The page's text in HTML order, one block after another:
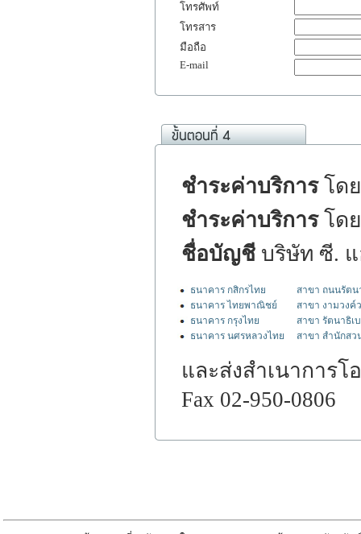
โทรศัพท์
โทรสาร
มือถือ
E-mail
ชำระค่าบริการโด
ชำระค่าบริการโด
ชื่อบัญชี บริษัท ซี.
ธนาคาร กสิกรไทย
สาขา ถนนรัตน
ธนาคาร ไทยพาณิชย์
สาขา งามวงค์
ธนาคาร กรุงไทย
สาขา รัตนาธิเ
ธนาคาร นศรหลวงไทย
สาขา สำนักสว
และส่งสำเนาการโ
Fax 02-950-0806